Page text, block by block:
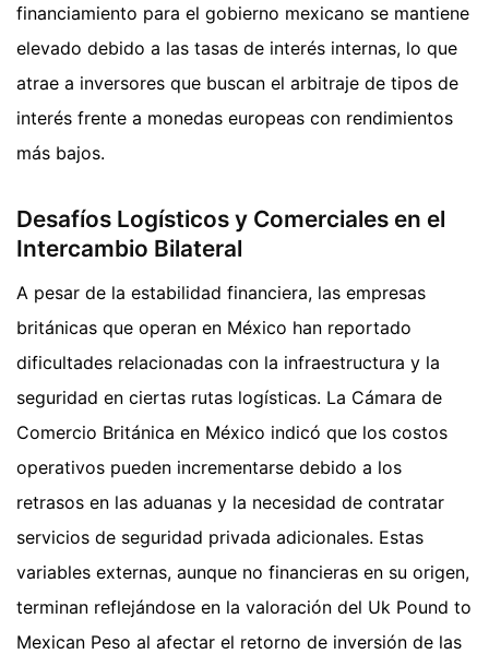
financiamiento para el gobierno mexicano se mantiene
elevado debido a las tasas de interés internas, lo que
atrae a inversores que buscan el arbitraje de tipos de
interés frente a monedas europeas con rendimientos
más bajos.
Desafíos Logísticos y Comerciales en el
Intercambio Bilateral
A pesar de la estabilidad financiera, las empresas
británicas que operan en México han reportado
dificultades relacionadas con la infraestructura y la
seguridad en ciertas rutas logísticas. La Cámara de
Comercio Británica en México indicó que los costos
operativos pueden incrementarse debido a los
retrasos en las aduanas y la necesidad de contratar
servicios de seguridad privada adicionales. Estas
variables externas, aunque no financieras en su origen,
terminan reflejándose en la valoración del Uk Pound to
Mexican Peso al afectar el retorno de inversión de las